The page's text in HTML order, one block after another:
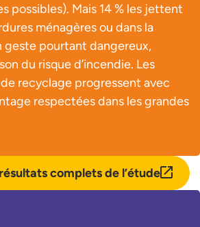
possibles). Mais 14 % les jettent
ménagères ou dans la
geste pourtant dangereux,
du risque d’incendie. Les
recyclage progressent avec
respectées dans les grandes
complets de l’étude lien